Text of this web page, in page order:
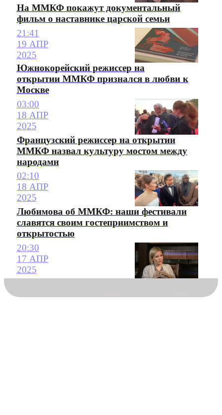
На ММКФ покажут документальный
фильм о наставнике царской семьи
21:41
19 АПР
2025
Южнокорейский режиссер на
открытии ММКФ признался в любви к
Москве
03:00
18 АПР
2025
Французский режиссер на открытии
ММКФ назвал культуру мостом между
народами
02:10
18 АПР
2025
Любимова об ММКФ: наши фестивали
славятся своим гостеприимством и
открытостью
20:30
17 АПР
2025